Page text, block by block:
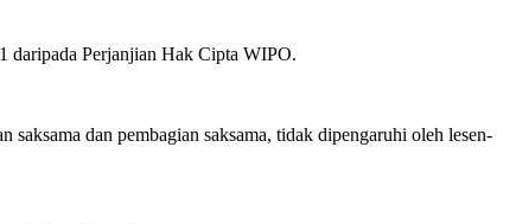
daripada Perjanjian Hak Cipta WIPO.
dan pembagian saksama, tidak dipengaruhi oleh lesen-